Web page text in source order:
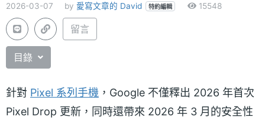
2026-03-07 by 愛寫文章的 David 特約編輯 15548
留言
目錄
針對 Pixel 系列手機 ，Google 不僅釋出 2026 年首次
Pixel Drop 更新，同時還帶來 2026 年 3 月的安全性